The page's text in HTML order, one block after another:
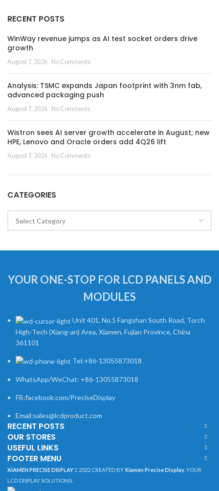
RECENT POSTS
WinWay revenue jumps as AI test socket orders drive
growth
August 7, 2026 No Comments
Analysis: TSMC expands Japan footprint with 3nm fab,
advanced packaging push
August 7, 2026 No Comments
Wistron sees AI server growth accelerate in August; new
HPE, Lenovo and Oracle orders add 4Q26 lift
August 7, 2026 No Comments
CATEGORIES
YOUR ONE-STOP FOR LCD PANELS AND
MODULES
Unit 401, No.5 Fangshan South Road, Torch
High-Tech (Xiang-an) Area, Xiamen, Fujian Province, China
361101
Tel:+86-13055873018
WhatsApp/WeChat: +86-13055873018
FB:facebook.com/PreciseDisplay
Email:sales@lcdproduct.com
RECENT POSTS
OUR STORES
USEFUL LINKS
FOOTER MENU
XIAMEN PRECISE DISPLAY 2022 CREATED BYXiamen Precise Display . YOUR
LCD DISPLAY SOLUTIONS.